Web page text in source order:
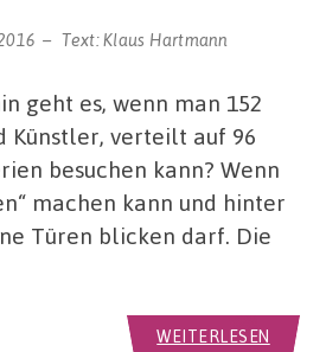
Text:Klaus Hartmann
geht es, wenn man 152
Künstler, verteilt auf 96
besuchen kann? Wenn
machen kann und hinter
Türen blicken darf. Die
WEITERLESEN